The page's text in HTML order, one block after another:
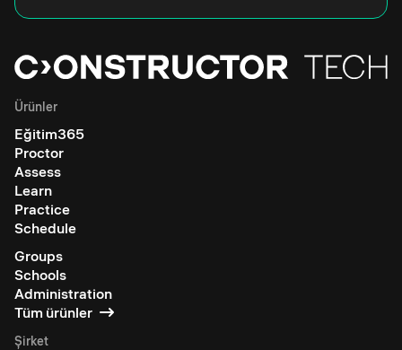
Ürünler
Eğitim365
Proctor
Assess
Learn
Practice
Schedule
Groups
Schools
Administration
Tüm ürünler
Şirket